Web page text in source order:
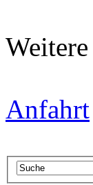
Anfahrt